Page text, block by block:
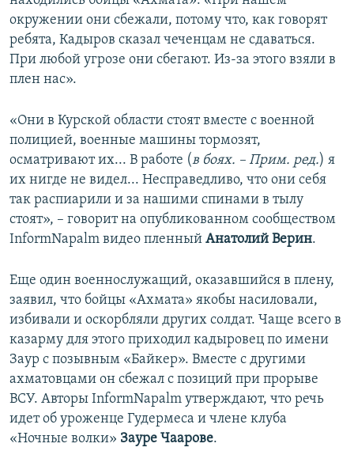
окружении они сбежали, потому что, как говорят
ребята, Кадыров сказал чеченцам не сдаваться.
При любой угрозе они сбегают. Из-за этого взяли в
плен нас».
«Они в Курской области стоят вместе с военной
полицией, военные машины тормозят,
осматривают их... В работе (в боях. – Прим. ред.) я
их нигде не видел... Несправедливо, что они себя
так распиарили и за нашими спинами в тылу
стоят», – говорит на опубликованном сообществом
InformNapalm видео пленный Анатолий Верин.
Еще один военнослужащий, оказавшийся в плену,
заявил, что бойцы «Ахмата» якобы насиловали,
избивали и оскорбляли других солдат. Чаще всего в
казарму для этого приходил кадыровец по имени
Заур с позывным «Байкер». Вместе с другими
ахматовцами он сбежал с позиций при прорыве
ВСУ. Авторы InformNapalm утверждают, что речь
идет об уроженце Гудермеса и члене клуба
«Ночные волки» Зауре Чаарове.